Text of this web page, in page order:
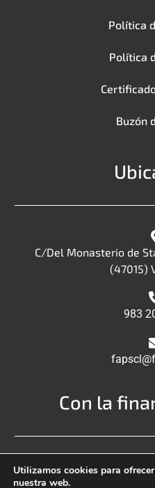
Política
Política
Buzón
C/Del Monasterio de
(47015)
983
Con la
Utilizamos cookies para
nuestra web.